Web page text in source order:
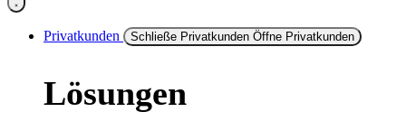
Privatkunden Schließe Privatkunden Öffne Privatkunden
Lösungen